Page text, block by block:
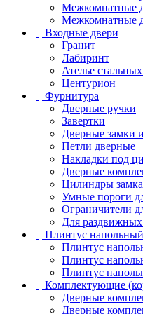
Межкомнатные
Межкомнатные
Входные двери
Гранит
Лабиринт
Ателье
Центурион
Фурнитура
Дверные ручки
Завертки
Дверные замки
Петли дверные
Накладки под
Дверные
Цилиндры
Умные пороги
Ограничители
Для раздвижных
Плинтус напольный
Плинтус
Плинтус
Плинтус
Комплектующие
Дверные
Дверные